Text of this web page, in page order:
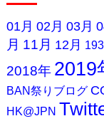
01月 02月 03月
月 11月 12月
2018年 2019
BAN祭りブログ
HK@JPN